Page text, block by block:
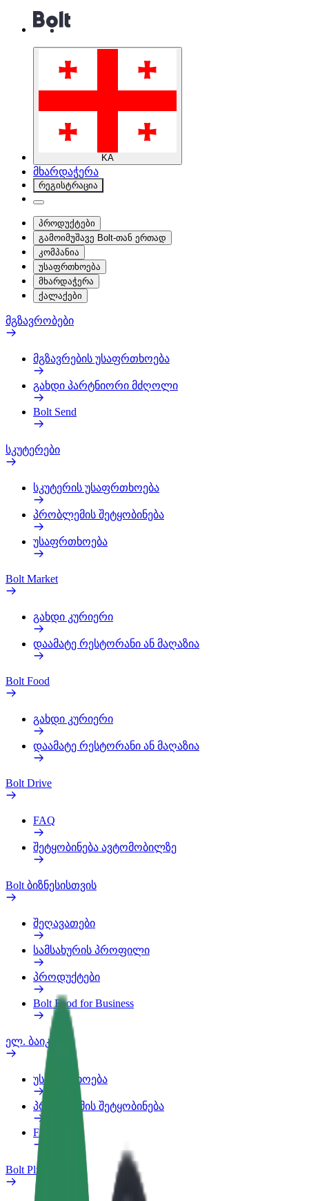
KA
მხარდაჭერა
რეგისტრაცია
პროდუქტები
გამოიმუშავე Bolt-თან ერთად
კომპანია
უსაფრთხოება
მხარდაჭერა
ქალაქები
მგზავრობები
მგზავრების უსაფრთხოება
გახდი პარტნიორი მძღოლი
Bolt Send
სკუტერები
სკუტერის უსაფრთხოება
პრობლემის შეტყობინება
უსაფრთხოება
Bolt Market
გახდი კურიერი
დაამატე რესტორანი ან მაღაზია
Bolt Food
გახდი კურიერი
დაამატე რესტორანი ან მაღაზია
Bolt Drive
FAQ
შეტყობინება ავტომობილზე
Bolt ბიზნესისთვის
შეღავათები
სამსახურის პროფილი
პროდუქტები
Bolt Food for Business
ელ. ბაიკი
უსაფრთხოება
პრობლემის შეტყობინება
FAQ
Bolt Plus